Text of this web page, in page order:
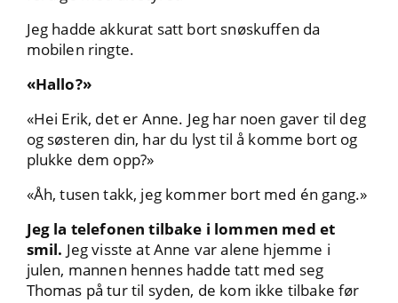
Jeg hadde akkurat satt bort snøskuffen da
mobilen ringte.
«Hallo?»
«Hei Erik, det er Anne. Jeg har noen gaver til deg
og søsteren din, har du lyst til å komme bort og
plukke dem opp?»
«Åh, tusen takk, jeg kommer bort med én gang.»
Jeg la telefonen tilbake i lommen med et
smil. Jeg visste at Anne var alene hjemme i
julen, mannen hennes hadde tatt med seg
Thomas på tur til syden, de kom ikke tilbake før